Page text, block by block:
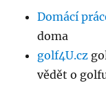
Domácí
doma
golf4U.cz
vědět o